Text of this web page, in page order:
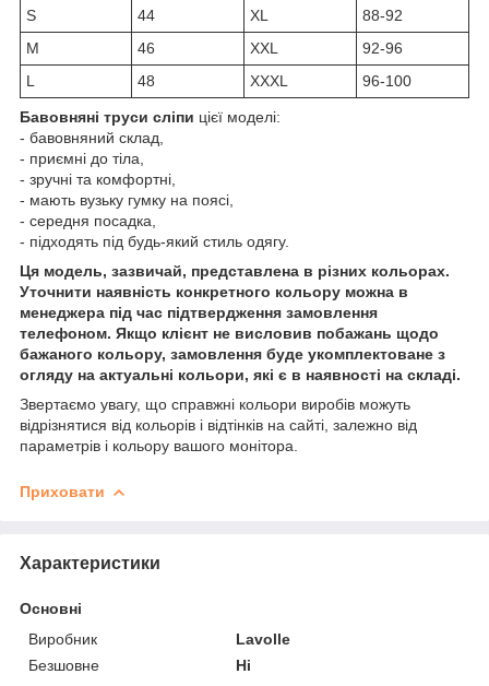
S 44 XL
88-92
M
46 XXL
92-96
L
48 XXXL 96-100
Бавовняні труси сліпи цієї моделі:
- бавовняний склад,
- приємні до тіла,
- зручні та комфортні,
- мають вузьку гумку на поясі,
- середня посадка,
- підходять під будь-який стиль одягу.
Ця модель, зазвичай, представлена в різних кольорах.
Уточнити наявність конкретного кольору можна в
менеджера під час підтвердження замовлення
телефоном. Якщо клієнт не висловив побажань щодо
бажаного кольору, замовлення буде укомплектоване з
огляду на актуальні кольори, які є в наявності на складі.
Звертаємо увагу, що справжні кольори виробів можуть
відрізнятися від кольорів і відтінків на сайті, залежно від
параметрів і кольору вашого монітора.
Приховати
Характеристики
Основні
Виробник
Lavolle
Безшовне
Ні